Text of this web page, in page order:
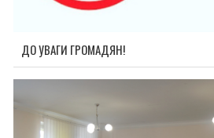
ДО УВАГИ ГРОМАДЯН!